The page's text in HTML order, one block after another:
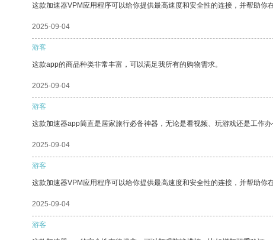
这款加速器VPM应用程序可以给你提供最高速度和安全性的连接，并帮助你
2025-09-04
游客
这款app的商品种类非常丰富，可以满足我所有的购物需求。
2025-09-04
游客
这款加速器app简直是居家旅行必备神器，无论是看视频、玩游戏还是工作
2025-09-04
游客
这款加速器VPM应用程序可以给你提供最高速度和安全性的连接，并帮助你
2025-09-04
游客